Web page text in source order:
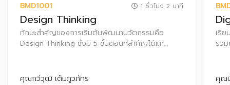
BMD1001 1 ชั่วโมง 2 นาที
Design Thinking
ทักษะสำคัญของการเริ่มต้นพัฒนานวัตกรรมคือ
Design Thinking ซึ่งมี 5 ขั้นตอนที่สำคัญได้แก่
คุณกวีวุฒิ เต็มภูวภัทร
เรี
รว
คุณ